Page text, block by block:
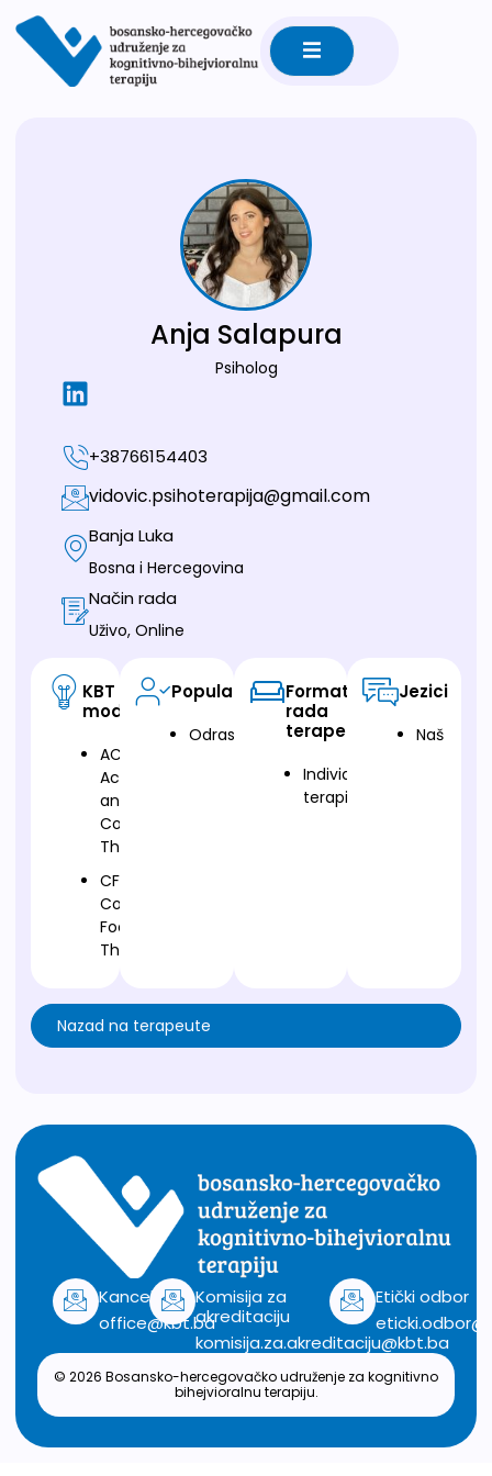
Anja Salapura
Psiholog
+38766154403
vidovic.psihoterapija@gmail.com
Banja Luka
Bosna i Hercegovina
Način rada
Uživo, Online
KBT
modalitet
ACT-
Acceptance
and
Commitment
Therapy
CFT-
Compassion
Focused
Therapy
Populacija
Odrasli
Format
rada
terapeuta
Individualna
terapija
Jezici
Naš
Nazad na terapeute
Kancelarija
office@kbt.ba
Komisija za
akreditaciju
komisija.za.akreditaciju@kbt.ba
Etički odbor
© 2026 Bosansko-hercegovačko udruženje za kognitivno
bihejvioralnu terapiju.